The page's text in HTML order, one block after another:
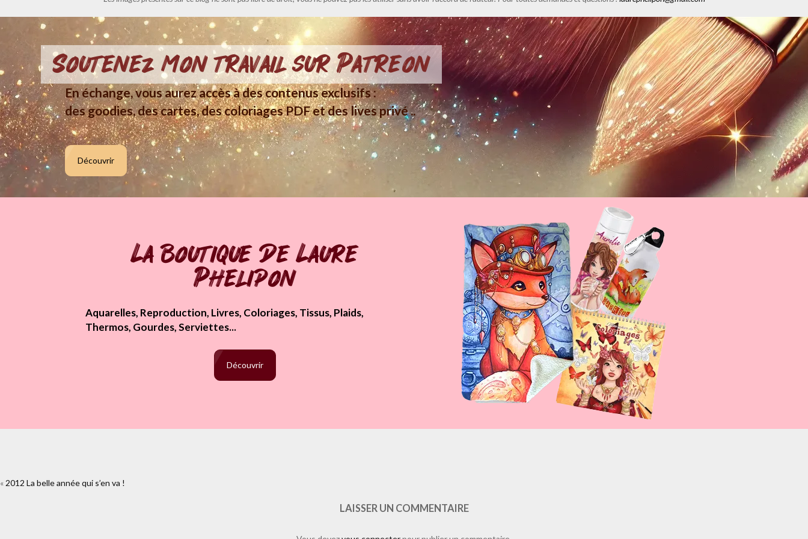
Soutenez mon travail sur Patreon
En échange, vous aurez accès à des contenus exclusifs :
des goodies, des cartes, des coloriages PDF et des lives privé ..
Découvrir
La boutique de Laure
Phelipon
Aquarelles, Reproduction, Livres, Coloriages, Tissus, Plaids,
Thermos, Gourdes, Serviettes...
Découvrir
https://www.facebook.com/plugins/like.php?href=https%3A%2F%2Fwww.laure-illustrations.com%2F2012%2F12%2F2012-la-belle-annee-qui-sen-va.html%2Fcarte-de-voeux-
« 2012 La belle année qui s’en va !
LAISSER UN COMMENTAIRE